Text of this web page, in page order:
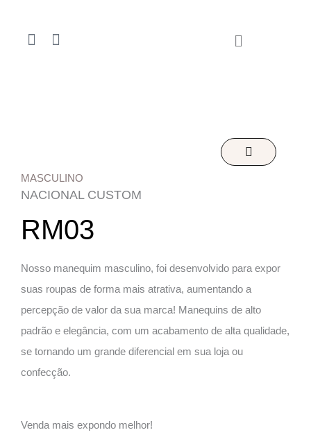
F
f
I
MASCULINO
NACIONAL CUSTOM
RM03
Nosso manequim masculino, foi desenvolvido para expor
suas roupas de forma mais atrativa, aumentando a
percepção de valor da sua marca! Manequins de alto
padrão e elegância, com um acabamento de alta qualidade,
se tornando um grande diferencial em sua loja ou
confecção.
Venda mais expondo melhor!